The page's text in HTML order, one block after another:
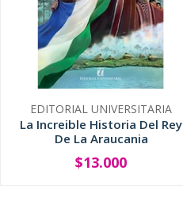
EDITORIAL UNIVERSITARIA
La Increible Historia Del Rey
De La Araucania
+
$13.000